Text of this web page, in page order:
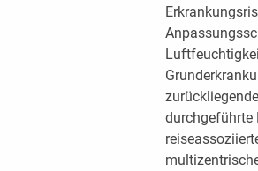
durchgeführte